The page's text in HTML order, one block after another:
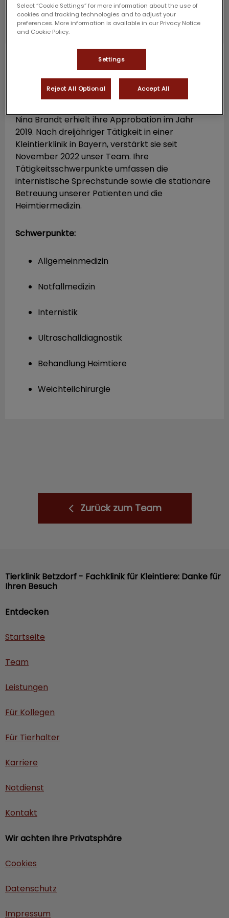
Tierärztin
GPCert SAM (General Practitioner Certificate in
Small Animal Medicine)
Nina Brandt erhielt ihre Approbation im Jahr
2019. Nach dreijähriger Tätigkeit in einer
Kleintierklinik in Bayern, verstärkt sie seit
November 2022 unser Team. Ihre
Tätigkeitsschwerpunkte umfassen die
internistische Sprechstunde sowie die stationäre
Betreuung unserer Patienten und die
Heimtiermedizin.
Schwerpunkte:
Allgemeinmedizin
Notfallmedizin
Internistik
Ultraschalldiagnostik
Behandlung Heimtiere
Weichteilchirurgie
Zurück zum Team
Entdecken
Startseite
Team
Leistungen
Für Kollegen
Für Tierhalter
Karriere
Notdienst
Kontakt
Wir achten Ihre Privatsphäre
Cookies
Datenschutz
Impressum
Tierklinik Betzdorf - Fachklinik für Kleintiere: Danke für
Ihren Besuch
Select “Cookie Settings” for more information about the use of
cookies and tracking technologies and to adjust your
preferences. More information is available in our Privacy Notice
and Cookie Policy.
Settings
Reject All Optional Accept All